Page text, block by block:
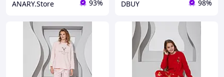
ANARY.Store 93% DBUY 98%